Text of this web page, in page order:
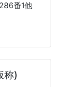
番1他
称)